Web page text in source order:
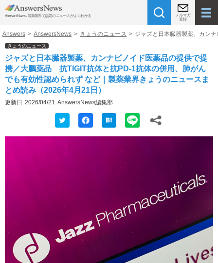
AnswersNews - 製薬業界で話題のニュースがよくわかる
メルマガ
登録
Answers > AnswersNews > きょうのニュース > ジャズと日本臓器製薬、カン
きょうのニュース
ジャズと日本臓器製薬、カンナビノイド医薬品の提供で提
携／大鵬薬品 抗TIGIT抗体と抗PD-1抗体の併用、肺がん
でも有効性認められず など｜製薬業界きょうのニュースま
とめ読み（2026年4月21日）
更新日 2026/04/21 AnswersNews編集部